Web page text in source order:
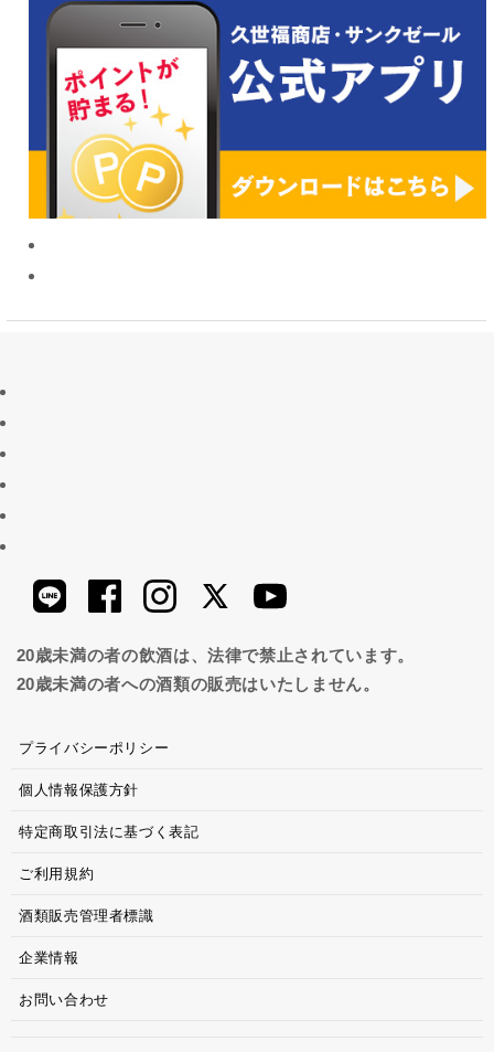
20歳未満の者の飲酒は、法律で禁止されています。
20歳未満の者への酒類の販売はいたしません。
プライバシーポリシー
個人情報保護方針
特定商取引法に基づく表記
ご利用規約
酒類販売管理者標識
企業情報
お問い合わせ